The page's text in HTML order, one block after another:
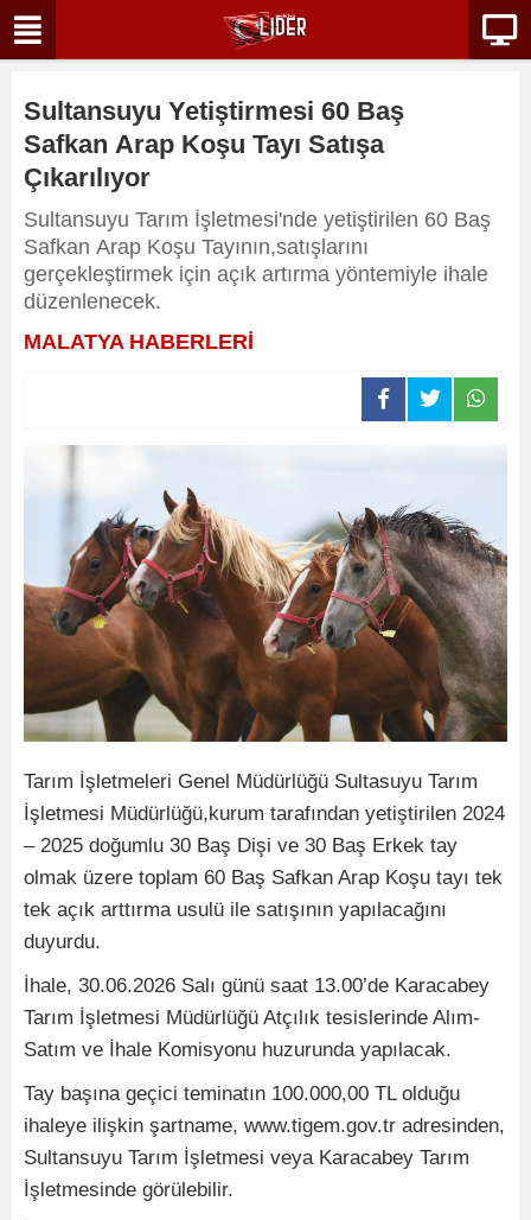
Sultansuyu Yetiştirmesi 60 Baş
Safkan Arap Koşu Tayı Satışa
Çıkarılıyor
Sultansuyu Tarım İşletmesi'nde yetiştirilen 60 Baş
Safkan Arap Koşu Tayının,satışlarını
gerçekleştirmek için açık artırma yöntemiyle ihale
düzenlenecek.
MALATYA HABERLERİ
Tarım İşletmeleri Genel Müdürlüğü Sultasuyu Tarım
İşletmesi Müdürlüğü,kurum tarafından yetiştirilen 2024
– 2025 doğumlu 30 Baş Dişi ve 30 Baş Erkek tay
olmak üzere toplam 60 Baş Safkan Arap Koşu tayı tek
tek açık arttırma usulü ile satışının yapılacağını
duyurdu.
İhale, 30.06.2026 Salı günü saat 13.00’de Karacabey
Tarım İşletmesi Müdürlüğü Atçılık tesislerinde Alım-
Satım ve İhale Komisyonu huzurunda yapılacak.
Tay başına geçici teminatın 100.000,00 TL olduğu
ihaleye ilişkin şartname, www.tigem.gov.tr adresinden,
Sultansuyu Tarım İşletmesi veya Karacabey Tarım
İşletmesinde görülebilir.